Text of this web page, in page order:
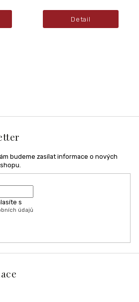
Detail
budeme zasílat informace o nových
s
údajů